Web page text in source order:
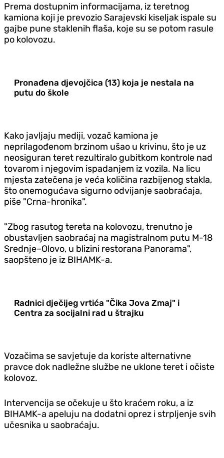
Prema dostupnim informacijama, iz teretnog
kamiona koji je prevozio Sarajevski kiseljak ispale su
gajbe pune staklenih flaša, koje su se potom rasule
po kolovozu.
Pronađena djevojčica (13) koja je nestala na
putu do škole
Kako javljaju mediji, vozač kamiona je
neprilagođenom brzinom ušao u krivinu, što je uz
neosiguran teret rezultiralo gubitkom kontrole nad
tovarom i njegovim ispadanjem iz vozila. Na licu
mjesta zatečena je veća količina razbijenog stakla,
što onemogućava sigurno odvijanje saobraćaja,
piše "Crna-hronika".
"Zbog rasutog tereta na kolovozu, trenutno je
obustavljen saobraćaj na magistralnom putu M-18
Srednje–Olovo, u blizini restorana Panorama",
saopšteno je iz BIHAMK-a.
Radnici dječijeg vrtića "Čika Jova Zmaj" i
Centra za socijalni rad u štrajku
Vozačima se savjetuje da koriste alternativne
pravce dok nadležne službe ne uklone teret i očiste
kolovoz.
Intervencija se očekuje u što kraćem roku, a iz
BIHAMK-a apeluju na dodatni oprez i strpljenje svih
učesnika u saobraćaju.